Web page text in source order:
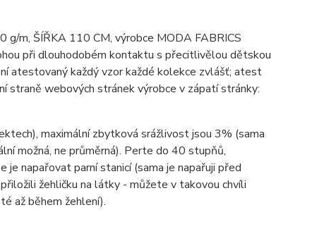
m, ŠÍŘKA 110 CM, výrobce MODA FABRICS
při dlouhodobém kontaktu s přecitlivělou dětskou
atestovaný každý vzor každé kolekce zvlášť; atest
straně webových stránek výrobce v zápatí stránky:
maximální zbytková srážlivost jsou 3% (sama
možná, ne průměrná). Perte do 40 stupňů,
napařovat parní stanicí (sama je napařuji před
žehličku na látky - můžete v takovou chvíli
až během žehlení).